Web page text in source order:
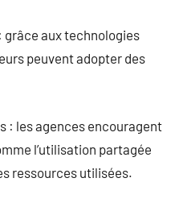
aux technologies
peuvent adopter des
: les agences encouragent
l’utilisation partagée
ressources utilisées.